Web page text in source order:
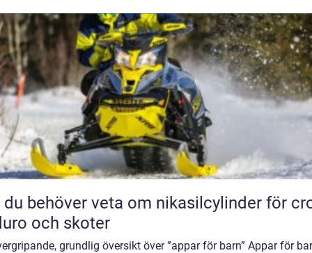
behöver veta om nikasilcylinder för
och skoter
grundlig översikt över ”appar för barn” Appar för